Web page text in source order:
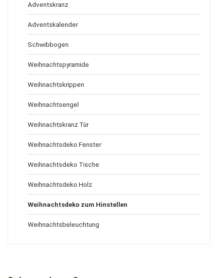
Adventskranz
Adventskalender
Schwibbogen
Weihnachtspyramide
Weihnachtskrippen
Weihnachtsengel
Weihnachtskranz Tür
Weihnachtsdeko Fenster
Weihnachtsdeko Tische
Weihnachtsdeko Holz
Weihnachtsdeko zum Hinstellen
Weihnachtsbeleuchtung